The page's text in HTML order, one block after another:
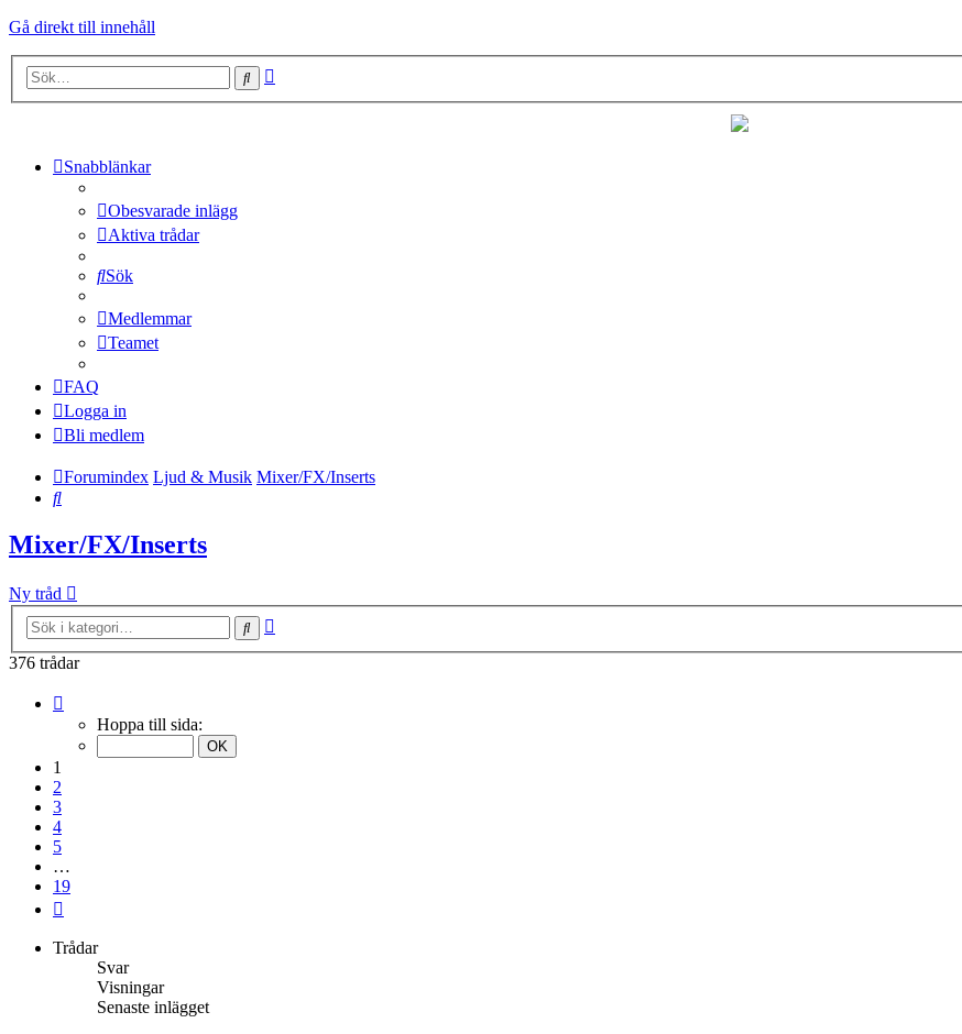
Gå direkt till innehåll
Sök
Snabblänkar
Obesvarade inlägg
Aktiva trådar
Sök
Medlemmar
Teamet
FAQ
Logga in
Bli medlem
Forumindex Ljud & Musik Mixer/FX/Inserts
Sök
Mixer/FX/Inserts
Ny tråd
Sök
376 trådar
Hoppa till sida:
1
2
3
4
5
…
19
Trådar
Svar
Visningar
Senaste inlägget